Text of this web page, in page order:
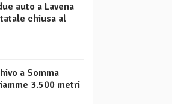
auto a Lavena
chiusa al
a Somma
3.500 metri